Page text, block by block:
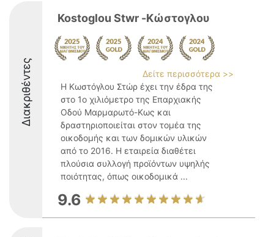
Διακριθέντες
Kostoglou Stwr -Κώστογλου
Δείτε περισσότερα >>
Η Κωστόγλου Στώρ έχει την έδρα της
στο 1ο χιλιόμετρο της Επαρχιακής
Οδού Μαρμαρωτό-Κως και
δραστηριοποιείται στον τομέα της
οικοδομής και των δομικών υλικών
από το 2016. Η εταιρεία διαθέτει
πλούσια συλλογή προϊόντων υψηλής
ποιότητας, όπως οικοδομικά ...
9.6